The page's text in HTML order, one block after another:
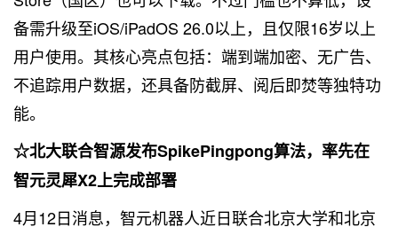
备需升级至iOS/iPadOS 26.0以上，且仅限16岁以上
用户使用。其核心亮点包括：端到端加密、无广告、
不追踪用户数据，还具备防截屏、阅后即焚等独特功
能。
☆北大联合智源发布SpikePingpong算法，率先在
智元灵犀X2上完成部署
4月12日消息，智元机器人近日联合北京大学和北京